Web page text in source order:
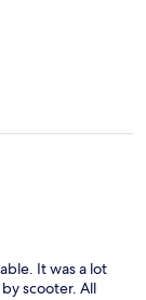
It was a lot
scooter. All